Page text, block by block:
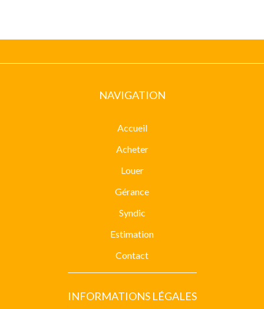
NAVIGATION
Accueil
Acheter
Louer
Gérance
Syndic
Estimation
Contact
INFORMATIONS LÉGALES